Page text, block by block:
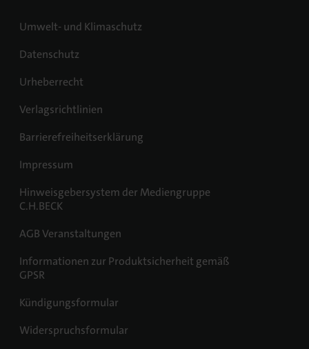
Umwelt- und Klimaschutz
Datenschutz
Urheberrecht
Verlagsrichtlinien
Barrierefreiheitserklärung
Impressum
Hinweisgebersystem der Mediengruppe
C.H.BECK
AGB Veranstaltungen
Informationen zur Produktsicherheit gemäß
GPSR
Kündigungsformular
Widerspruchsformular